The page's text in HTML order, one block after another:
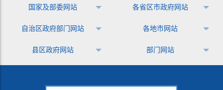
国家及部委网站 各省区市政府网站
自治区政府部门网站 各地市网站
县区政府网站 部门网站